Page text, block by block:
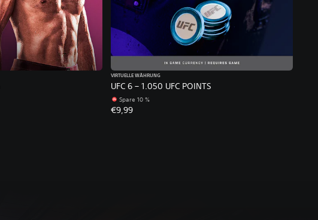
UFC 6 – 1.050 UFC POINTS
VIRTUELLE WÄHRUNG
Spare 10 %
€9,99